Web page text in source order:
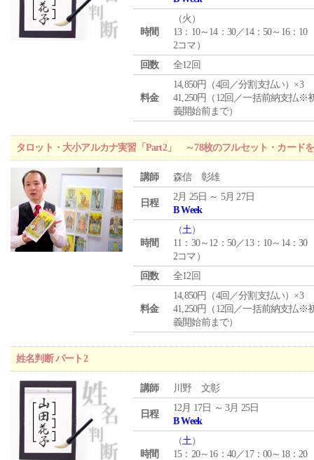
時間
（火 ）
13：10～14：30／14：50～16：10
2コマ）
回数
全12回
料金
14,850円（4回／分割支払い）×3
41,250円（12回／一括前納支払※
義開始前まで）
タロット・大小アルカナ実習「Part2」 ～78枚のフルセット・カード
講師 森信 彰雄
日程
2月 25日 ～ 5月 27日
B Week
時間
（土）
11：30～12：50／13：10～14：30
2コマ）
回数
全12回
料金
14,850円（4回／分割支払い）×3
41,250円（12回／一括前納支払※
義開始前まで）
姓名判断 パート2
講師 川野 文彰
日程
12月 17日 ～ 3月 25日
B Week
時間
（土）
15：20～16：40／17：00～18：20